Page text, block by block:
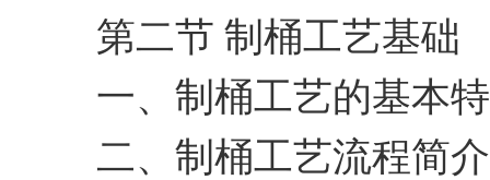
第二节 制桶工艺基础
一、制桶工艺的基本
二、制桶工艺流程简介